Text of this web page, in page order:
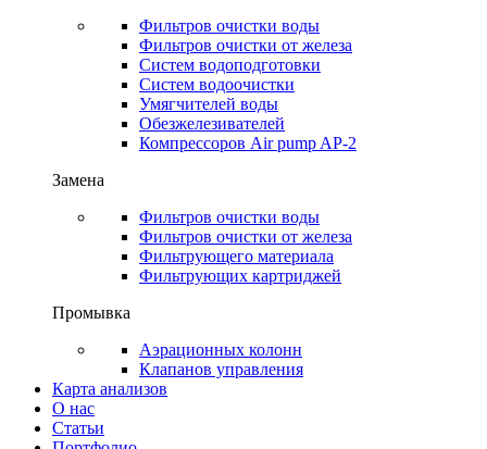
Фильтров очистки воды
Фильтров очистки от железа
Систем водоподготовки
Систем водоочистки
Умягчителей воды
Обезжелезивателей
Компрессоров Air pump AP-2
Замена
Фильтров очистки воды
Фильтров очистки от железа
Фильтрующего материала
Фильтрующих картриджей
Промывка
Аэрационных колонн
Клапанов управления
Карта анализов
О нас
Статьи